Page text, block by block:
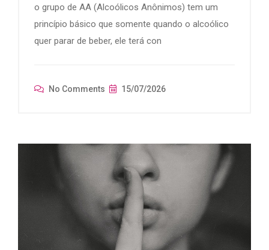
o grupo de AA (Alcoólicos Anônimos) tem um
princípio básico que somente quando o alcoólico
quer parar de beber, ele terá con
No Comments 15/07/2026